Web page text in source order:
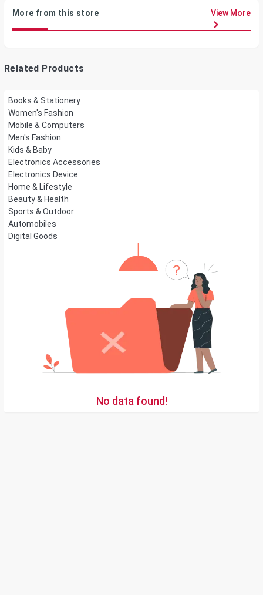
More from this store View More
Related Products
Books & Stationery
Women's Fashion
Mobile & Computers
Men's Fashion
Kids & Baby
Electronics Accessories
Electronics Device
Home & Lifestyle
Beauty & Health
Sports & Outdoor
Automobiles
Digital Goods
No data found!